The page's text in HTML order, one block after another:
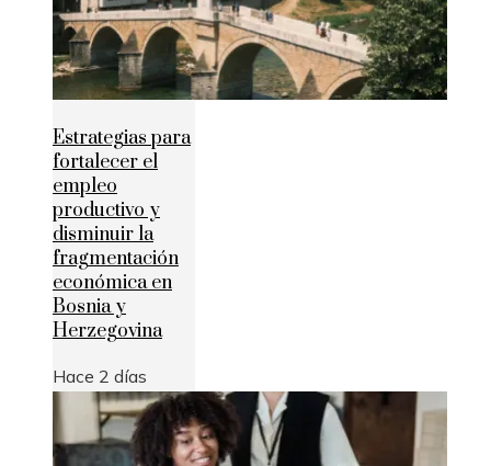
Estrategias para
fortalecer el
empleo
productivo y
disminuir la
fragmentación
económica en
Bosnia y
Herzegovina
Hace 2 días